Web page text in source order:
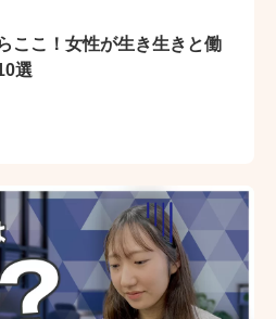
ここ！女性が生き生きと働
選